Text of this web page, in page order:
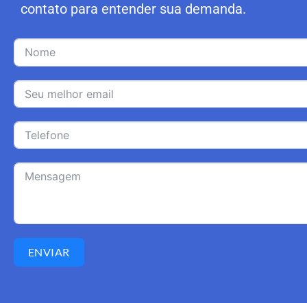
contato para entender sua demanda.
ENVIAR